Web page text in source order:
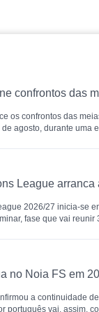
confrontos das
os confrontos das
agosto, durante uma
2026/27 inicia-se
fase que vai reunir
no Noia FS em
a continuidade
português vai, assim,